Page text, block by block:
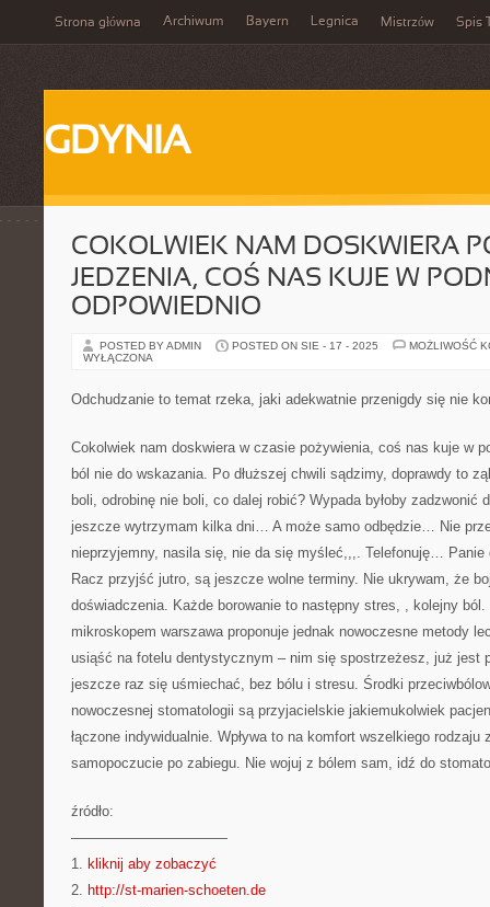
Strona główna Archiwum Bayern Legnica Mistrzów Spis
GDYNIA
COKOLWIEK NAM DOSKWIERA
JEDZENIA, COŚ NAS KUJE W
ODPOWIEDNIO
POSTED BY ADMIN POSTED ON SIE - 17 - 2025
MOŻLIWOŚĆ
WYŁĄCZONA
Odchudzanie to temat rzeka, jaki adekwatnie przenigdy się nie
Cokolwiek nam doskwiera w czasie pożywienia, coś nas kuje w
ból nie do wskazania. Po dłuższej chwili sądzimy, doprawdy to
boli, odrobinę nie boli, co dalej robić? Wypada byłoby zadzwonić
jeszcze wytrzymam kilka dni… A może samo odbędzie… Nie
nieprzyjemny, nasila się, nie da się myśleć,,,. Telefonuję…
Racz przyjść jutro, są jeszcze wolne terminy. Nie ukrywam, że
doświadczenia. Każde borowanie to następny stres, , kolejny ból.
mikroskopem warszawa proponuje jednak nowoczesne metody
usiąść na fotelu dentystycznym – nim się spostrzeżesz, już jest
jeszcze raz się uśmiechać, bez bólu i stresu. Środki
nowoczesnej stomatologii są przyjacielskie jakiemukolwiek
łączone indywidualnie. Wpływa to na komfort wszelkiego rodzaju
samopoczucie po zabiegu. Nie wojuj z bólem sam, idź do
źródło:
———————————
1. kliknij aby zobaczyć
2. http://st-marien-schoeten.de